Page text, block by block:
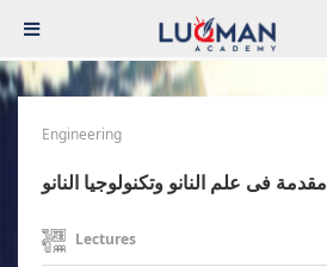
Engineering
مقدمة فى علم النانو وتكنولوجيا النانو
Lectures